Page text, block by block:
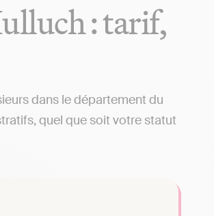
: tarif,
dans le département du
quel que soit votre statut